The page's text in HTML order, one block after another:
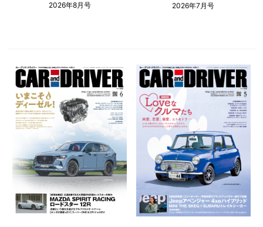
2026年8月号 2026年7月号